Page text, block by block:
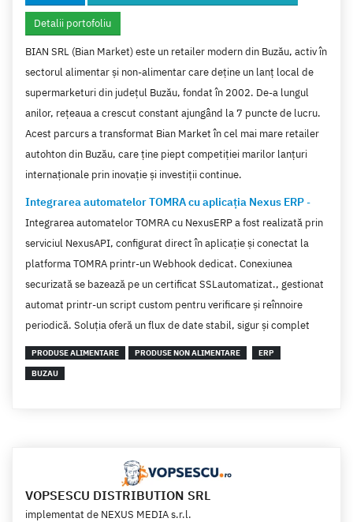
Detalii portofoliu
BIAN SRL (Bian Market) este un retailer modern din Buzău, activ în
sectorul alimentar și non-alimentar care deține un lanț local de
supermarketuri din județul Buzău, fondat în 2002. De-a lungul
anilor, rețeaua a crescut constant ajungând la 7 puncte de lucru.
Acest parcurs a transformat Bian Market în cel mai mare retailer
autohton din Buzău, care ține piept competiției marilor lanțuri
internaționale prin inovație și investiții continue.
Integrarea automatelor TOMRA cu aplicația Nexus ERP-
Integrarea automatelor TOMRA cu NexusERP a fost realizată prin
serviciul NexusAPI, configurat direct în aplicație și conectat la
platforma TOMRA printr-un Webhook dedicat. Conexiunea
securizată se bazează pe un certificat SSLautomatizat., gestionat
automat printr-un script custom pentru verificare și reînnoire
periodică. Soluția oferă un flux de date stabil, sigur și complet
PRODUSE ALIMENTARE PRODUSE NON ALIMENTARE
ERP
BUZAU
VOPSESCU DISTRIBUTION SRL
implementat de NEXUS MEDIA s.r.l.